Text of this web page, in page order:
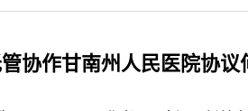
协作甘南州人民医院协